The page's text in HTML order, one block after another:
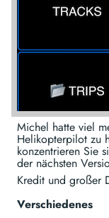
Michel hatte viel
Helikopterpilot zu
konzentrieren Sie
der nächsten
Kredit und großer
Verschiedenes